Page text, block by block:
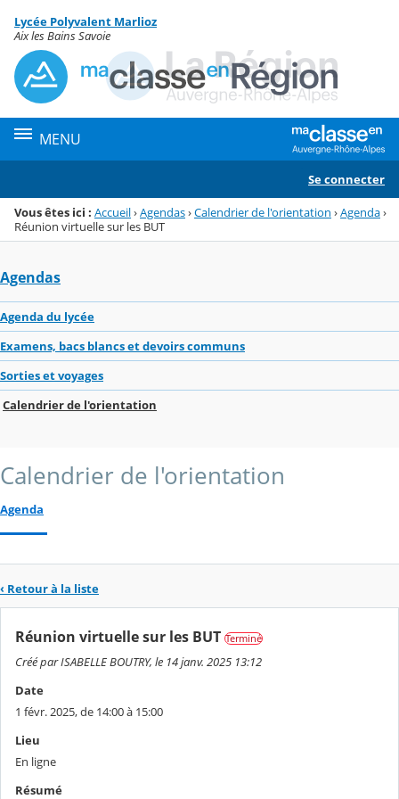
Menu de la rubrique
Contenu
Lycée Polyvalent Marlioz
Aix les Bains Savoie
MENU
Se connecter
Vous êtes ici : Accueil›Agendas›Calendrier de l'orientation ›Agenda›
Réunion virtuelle sur les BUT
Agendas
Agenda du lycée
Examens, bacs blancs et devoirs communs
Sorties et voyages
Calendrier de l'orientation
Calendrier de l'orientation
Agenda
‹ Retour à la liste
Réunion virtuelle sur les BUT Terminé
Créé par ISABELLE BOUTRY, le 14 janv. 2025 13:12
Date
1 févr. 2025, de 14:00 à 15:00
Lieu
En ligne
Résumé